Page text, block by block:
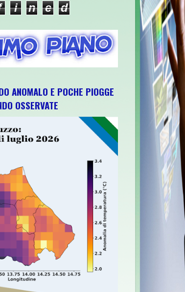
i n e d
ANOMALO E POCHE PIOGGE
OSSERVATE